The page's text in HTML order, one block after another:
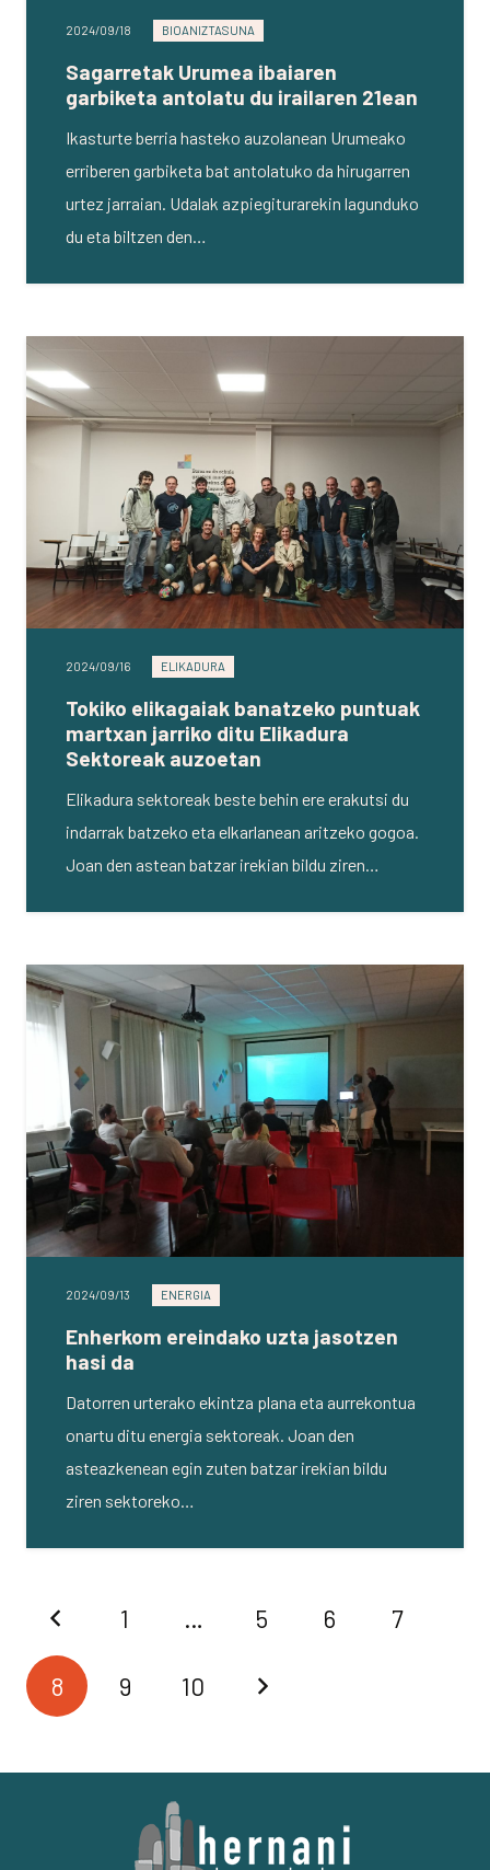
2024/09/18 BIOANIZTASUNA
Sagarretak Urumea ibaiaren
garbiketa antolatu du irailaren 21ean
Ikasturte berria hasteko auzolanean Urumeako
erriberen garbiketa bat antolatuko da hirugarren
urtez jarraian. Udalak azpiegiturarekin lagunduko
du eta biltzen den…
2024/09/16 ELIKADURA
Tokiko elikagaiak banatzeko puntuak
martxan jarriko ditu Elikadura
Sektoreak auzoetan
Elikadura sektoreak beste behin ere erakutsi du
indarrak batzeko eta elkarlanean aritzeko gogoa.
Joan den astean batzar irekian bildu ziren…
2024/09/13 ENERGIA
Enherkom ereindako uzta jasotzen
hasi da
Datorren urterako ekintza plana eta aurrekontua
onartu ditu energia sektoreak. Joan den
asteazkenean egin zuten batzar irekian bildu
ziren sektoreko…
1 … 5 6 7
8 9 10